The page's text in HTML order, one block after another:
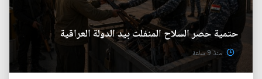
حتمية حصر السلاح المنفلت بيد الدولة العراقية
منذ 9 ساعة